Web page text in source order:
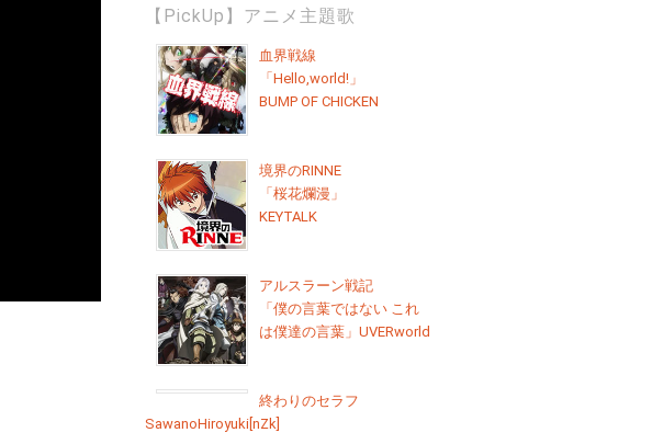
【PickUp】アニメ主題歌
血界戦線
「Hello,world!」
BUMP OF CHICKEN
境界のRINNE
「桜花爛漫」
KEYTALK
アルスラーン戦記
「僕の言葉ではない これ
は僕達の言葉」UVERworld
終わりのセラフ
SawanoHiroyuki[nZk]